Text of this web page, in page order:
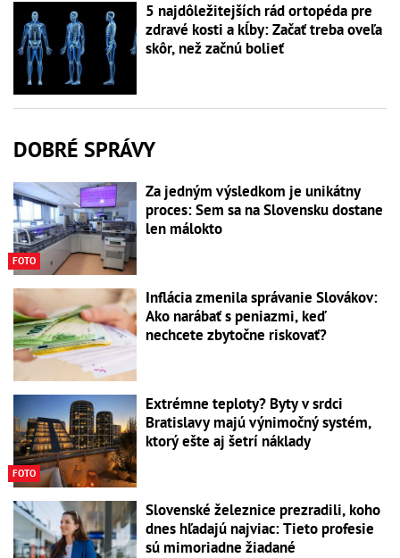
5 najdôležitejších rád ortopéda pre
zdravé kosti a kĺby: Začať treba oveľa
skôr, než začnú bolieť
DOBRÉ SPRÁVY
FOTO
Za jedným výsledkom je unikátny
proces: Sem sa na Slovensku dostane
len málokto
Inflácia zmenila správanie Slovákov:
Ako narábať s peniazmi, keď
nechcete zbytočne riskovať?
FOTO
Extrémne teploty? Byty v srdci
Bratislavy majú výnimočný systém,
ktorý ešte aj šetrí náklady
Slovenské železnice prezradili, koho
dnes hľadajú najviac: Tieto profesie
sú mimoriadne žiadané